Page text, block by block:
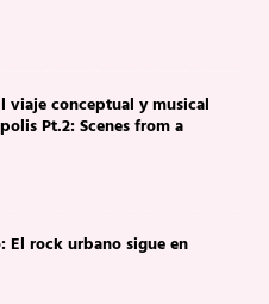
viaje conceptual y musical
Pt.2: Scenes from a
El rock urbano sigue en